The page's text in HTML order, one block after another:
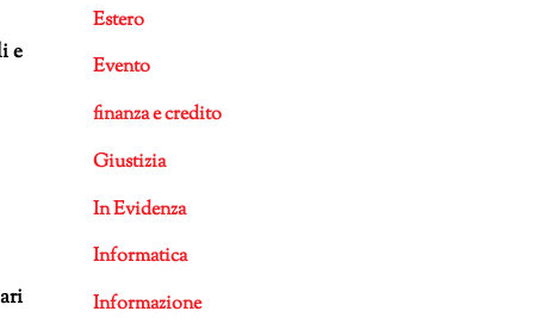
e
Estero
Evento
finanza e credito
Giustizia
In Evidenza
Informatica
Informazione